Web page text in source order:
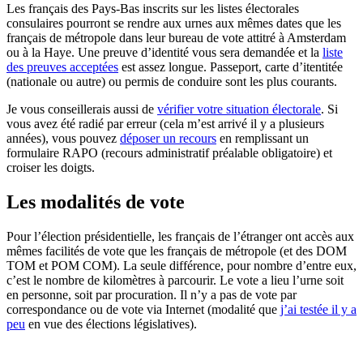
Les français des Pays-Bas inscrits sur les listes électorales
consulaires pourront se rendre aux urnes aux mêmes dates que les
français de métropole dans leur bureau de vote attitré à Amsterdam
ou à la Haye. Une preuve d’identité vous sera demandée et la liste
des preuves acceptées est assez longue. Passeport, carte d’itentitée
(nationale ou autre) ou permis de conduire sont les plus courants.
Je vous conseillerais aussi de vérifier votre situation électorale. Si
vous avez été radié par erreur (cela m’est arrivé il y a plusieurs
années), vous pouvez déposer un recours en remplissant un
formulaire RAPO (recours administratif préalable obligatoire) et
croiser les doigts.
Les modalités de vote
Pour l’élection présidentielle, les français de l’étranger ont accès aux
mêmes facilités de vote que les français de métropole (et des DOM
TOM et POM COM). La seule différence, pour nombre d’entre eux,
c’est le nombre de kilomètres à parcourir. Le vote a lieu l’urne soit
en personne, soit par procuration. Il n’y a pas de vote par
correspondance ou de vote via Internet (modalité que j’ai testée il y a
peu en vue des élections législatives).